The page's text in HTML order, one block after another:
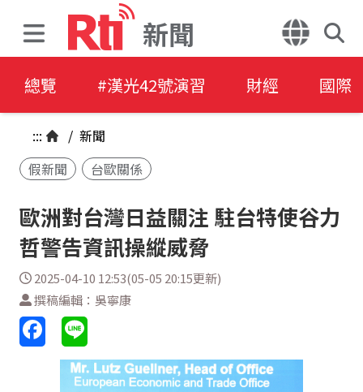
新聞
總覽 #漢光42號演習 財經 國際
::: / 新聞
假新聞
台歐關係
歐洲對台灣日益關注 駐台特使谷力
哲警告資訊操縱威脅
2025-04-10 12:53(05-05 20:15更新)
撰稿編輯：吳寧康